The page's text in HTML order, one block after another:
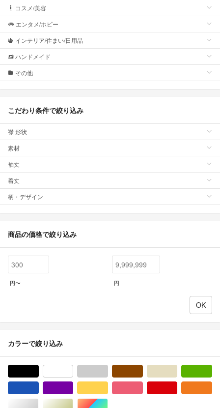
コスメ/美容
エンタメ/ホビー
インテリア/住まい/日用品
ハンドメイド
その他
こだわり条件で絞り込み
襟 形状
素材
袖丈
着丈
柄・デザイン
商品の価格で絞り込み
円〜 円
カラーで絞り込み
シルバー/銀色系ゴールド/金色系マルチカラー